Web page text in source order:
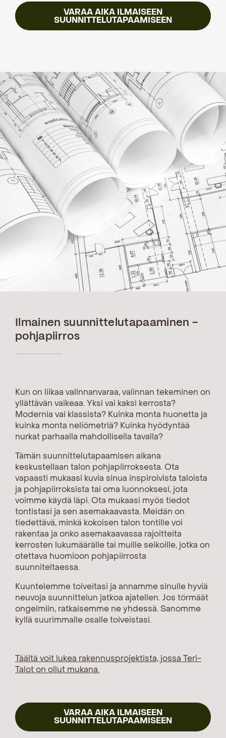
VARAA AIKA ILMAISEEN
SUUNNITTELUTAPAAMISEEN
Ilmainen suunnittelutapaaminen -
pohjapiirros
Kun on liikaa valinnanvaraa, valinnan tekeminen on
yllättävän vaikeaa. Yksi vai kaksi kerrosta?
Modernia vai klassista? Kuinka monta huonetta ja
kuinka monta neliömetriä? Kuinka hyödyntää
nurkat parhaalla mahdollisella tavalla?
Tämän suunnittelutapaamisen aikana
keskustellaan talon pohjapiirroksesta. Ota
vapaasti mukaasi kuvia sinua inspiroivista taloista
ja pohjapiirroksista tai oma luonnoksesi, jota
voimme käydä läpi. Ota mukaasi myös tiedot
tontistasi ja sen asemakaavasta. Meidän on
tiedettävä, minkä kokoisen talon tontille voi
rakentaa ja onko asemakaavassa rajoitteita
kerrosten lukumäärälle tai muille seikoille, jotka on
otettava huomioon pohjapiirrosta
suunniteltaessa.
Kuuntelemme toiveitasi ja annamme sinulle hyviä
neuvoja suunnittelun jatkoa ajatellen. Jos törmäät
ongelmiin, ratkaisemme ne yhdessä. Sanomme
kyllä suurimmalle osalle toiveistasi.
Täältä voit lukea rakennusprojektista, jossa Teri-
Talot on ollut mukana.
VARAA AIKA ILMAISEEN
SUUNNITTELUTAPAAMISEEN